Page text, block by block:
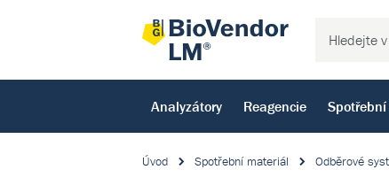
Analyzátory Reagencie
Úvod Spotřební materiál Odběrové